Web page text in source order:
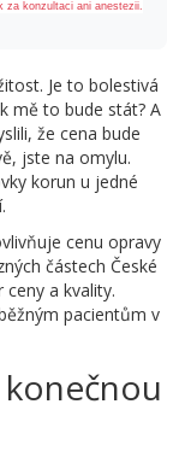
za konzultaci ani anestezii.
Je to bolestivá
mě to bude stát? A
že cena bude
jste na omylu.
korun u jedné
cenu opravy
částech České
a kvality.
pacientům v